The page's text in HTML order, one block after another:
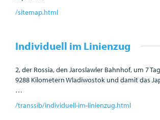
/sitemap.html
Individuell im Linienzug
2, der Rossia, den Jaroslawler Bahnhof, um 7
9288 Kilometern Wladiwostok und damit das
…
/transsib/individuell-im-linienzug.html